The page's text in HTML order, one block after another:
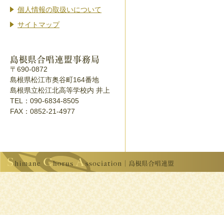
個人情報の取扱いについて
サイトマップ
〒690-0872
島根県松江市奥谷町164番地
島根県立松江北高等学校内 井上
TEL：090-6834-8505
FAX：0852-21-4977